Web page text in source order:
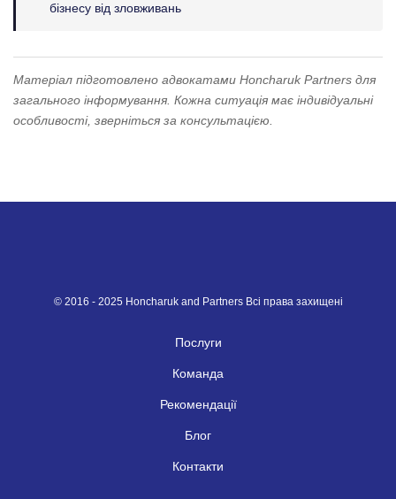
бізнесу від зловживань
Матеріал підготовлено адвокатами Honcharuk Partners для
загального інформування. Кожна ситуація має індивідуальні
особливості, зверніться за консультацією.
© 2016 - 2025 Honcharuk and Partners Всі права захищені
Послуги
Команда
Рекомендації
Блог
Контакти